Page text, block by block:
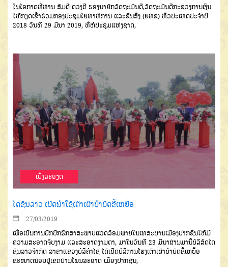
ໃນໂອກາດທີ່ທ່ານ ສົມດີ ດວງດີ ຮອງນາຍົກລັດຖະມົນຕີ,ລັດຖະມົນຕີກະຊວງການເງິນ
ໃຫ້ກຽດເຂົ້າຮ່ວມກອງປະຊຸມໂຍທາທິການ ແລະຂົນສົ່ງ (ຍທຂ) ທົ່ວປະເທດປະຈຳປີ
2018 ວັນທີ 29 ມີນາ 2019, ທີ່ຫໍປະຊຸມແຫ່ງຊາດ,
ເບີ່ງລະອຽດ
ໄດຊັນລາວ ເປີດນຳໃຊ້ເຕົາເຜົາບຳບັດຂີ້ເຫຍື່ອ
27/03/2019
ເພື່ອເປັນການປົກປັກຮັກສາສະພາບແວດລ້ອມພາຍໃນເທສະບານເມືອງປາກຊັນໃຫ້ມີ
ຄວາມສະອາດຈົບງາມ ແລະສະອາດງາມຕາ, ມາໃນວັນທີ 23 ມີນາຜ່ານມານີ້ບໍລິສັດໄດ
ຊັນລາວຈຳກັດ ສາຂາແຂວງບໍລິຄຳໄຊ ໄດ້ເປີດບໍລິການໂຮງເຕົາເຜົາບຳບັດຂີ້ເຫຍື້ອ
ຂະໜາດນ້ອຍຢູ່ເຂດບ້ານໂພນສະອາດ ເມືອງປາກຊັນ,